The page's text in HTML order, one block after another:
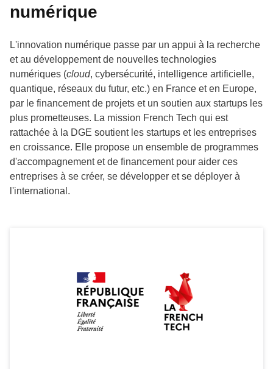
numérique
L'innovation numérique passe par un appui à la recherche
et au développement de nouvelles technologies
numériques (cloud, cybersécurité, intelligence artificielle,
quantique, réseaux du futur, etc.) en France et en Europe,
par le financement de projets et un soutien aux startups les
plus prometteuses. La mission French Tech qui est
rattachée à la DGE soutient les startups et les entreprises
en croissance. Elle propose un ensemble de programmes
d'accompagnement et de financement pour aider ces
entreprises à se créer, se développer et se déployer à
l'international.